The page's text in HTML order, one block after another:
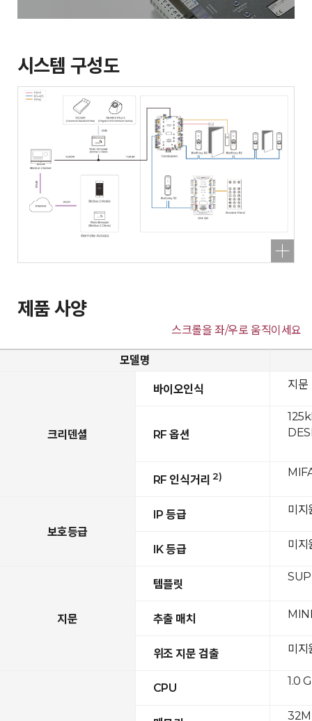
시스템 구성도
제품 사양
스크롤을 좌/우로 움직이세요
모델명
크리덴셜
바이오인식
RF 옵션
RF 인식거리 2)
보호등급
IP 등급
IK 등급
지문
템플릿
추출 매치
위조 지문 검출
CPU
지문
미지
미지
미지
1.0